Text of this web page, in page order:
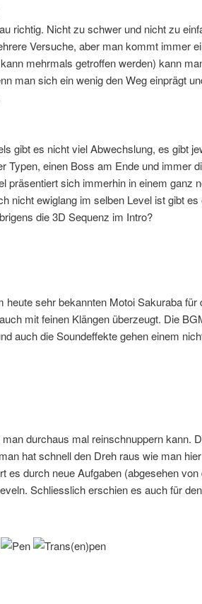
richtig. Nicht zu schwer und nicht zu
Versuche, aber man kommt immer
mehrmals getroffen werden) kann
man sich ein wenig den Weg einprägt
gibt es nicht viel Abwechslung, es gibt
Typen, einen Boss am Ende und immer
präsentiert sich immerhin in einem ganz
nicht ewiglang im selben Level ist gibt
die 3D Sequenz im Intro?
heute sehr bekannten Motoi Sakuraba für
mit feinen Klängen überzeugt. Die
auch die Soundeffekte gehen einem
durchaus mal reinschnuppern kann.
hat schnell den Dreh raus wie man
es durch neue Aufgaben (abgesehen
Schliesslich erschien es auch für